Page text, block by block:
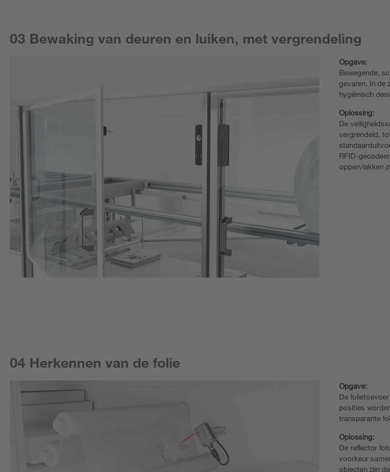
03 Bewaking van deuren en luiken, met vergrendeling
Opgave:
Bewegende,
gevaren. In de
hygiënisch
Oplossing:
De
vergrendeld,
RFID-
oppervlakken
04 Herkennen van de folie
Opgave:
De
posities
transparante
Oplossing:
De reflector
voorkeur
objecten zijn